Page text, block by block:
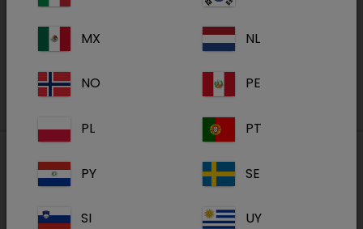
S'inscrire
Nos adresses
MX NL
NO PE
PL PT
PY SE
SI UY